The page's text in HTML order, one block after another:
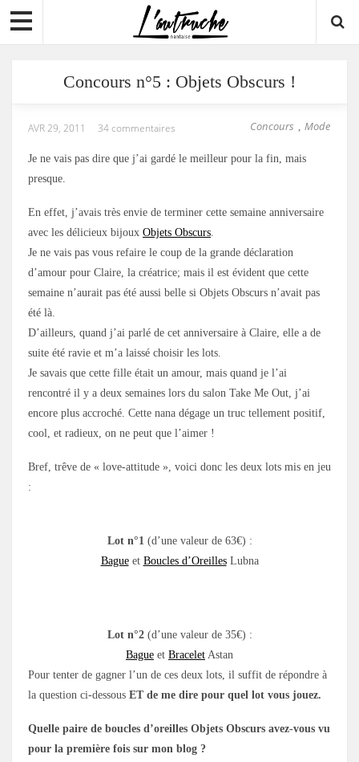
Concours n°5 : Objets Obscurs !
Concours , Mode
AVR 29, 2011 34 commentaires
Je ne vais pas dire que j’ai gardé le meilleur pour la fin, mais
presque.
En effet, j’avais très envie de terminer cette semaine anniversaire
avec les délicieux bijoux Objets Obscurs.
Je ne vais pas vous refaire le coup de la grande déclaration
d’amour pour Claire, la créatrice; mais il est évident que cette
semaine n’aurait pas été aussi belle si Objets Obscurs n’avait pas
été là.
D’ailleurs, quand j’ai parlé de cet anniversaire à Claire, elle a de
suite été ravie et m’a laissé choisir les lots.
Je savais que cette fille était un amour, mais quand je l’ai
rencontré il y a deux semaines lors du salon Take Me Out, j’ai
encore plus accroché. Cette nana dégage un truc tellement positif,
cool, et radieux, on ne peut que l’aimer !
Bref, trêve de « love-attitude », voici donc les deux lots mis en jeu
:
Lot n°1(d’une valeur de 63€) :
Bagueet Boucles d’OreillesLubna
Lot n°2(d’une valeur de 35€) :
Bague et Bracelet Astan
Pour tenter de gagner l’un de ces deux lots, il suffit de répondre à
la question ci-dessous ET de me dire pour quel lot vous jouez.
Quelle paire de boucles d’oreilles Objets Obscurs avez-vous vu
pour la première fois sur mon blog ?